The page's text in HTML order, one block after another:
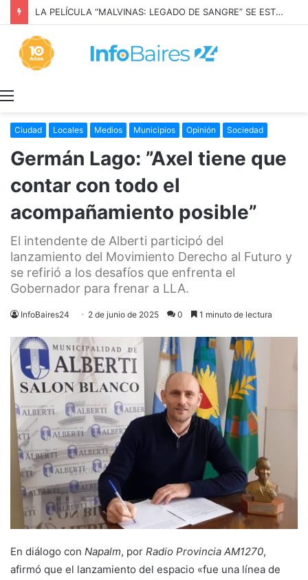
LA PELÍCULA “MALVINAS: LEGADO DE SANGRE” SE ESTRENARÁ EN PRIME VIDEO
Ciudad Locales Medios Municipios Opinión Sociedad
Germán Lago: ”Axel tiene que
contar con todo el
acompañamiento posible”
El intendente de Alberti participó del
lanzamiento del Movimiento Derecho al Futuro y
se refirió a los desafíos que enfrenta el
Gobernador para frenar a LLA.
InfoBaires24 2 de junio de 2025 0 1 minuto de lectura
En diálogo con Napalm, por Radio Provincia AM1270,
afirmó que el lanzamiento del espacio «fue una línea de